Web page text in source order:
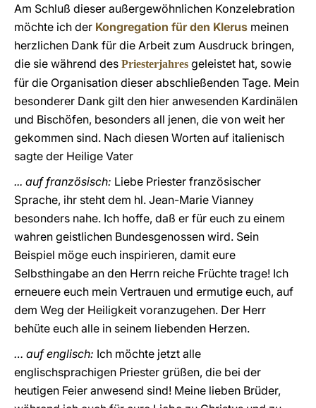
Am Schluß dieser außergewöhnlichen Konzelebration
möchte ich der Kongregation für den Klerus meinen
herzlichen Dank für die Arbeit zum Ausdruck bringen,
die sie während des Priesterjahres geleistet hat, sowie
für die Organisation dieser abschließenden Tage. Mein
besonderer Dank gilt den hier anwesenden Kardinälen
und Bischöfen, besonders all jenen, die von weit her
gekommen sind. Nach diesen Worten auf italienisch
sagte der Heilige Vater
... auf französisch: Liebe Priester französischer
Sprache, ihr steht dem hl. Jean-Marie Vianney
besonders nahe. Ich hoffe, daß er für euch zu einem
wahren geistlichen Bundesgenossen wird. Sein
Beispiel möge euch inspirieren, damit eure
Selbsthingabe an den Herrn reiche Früchte trage! Ich
erneuere euch mein Vertrauen und ermutige euch, auf
dem Weg der Heiligkeit voranzugehen. Der Herr
behüte euch alle in seinem liebenden Herzen.
… auf englisch: Ich möchte jetzt alle
englischsprachigen Priester grüßen, die bei der
heutigen Feier anwesend sind! Meine lieben Brüder,